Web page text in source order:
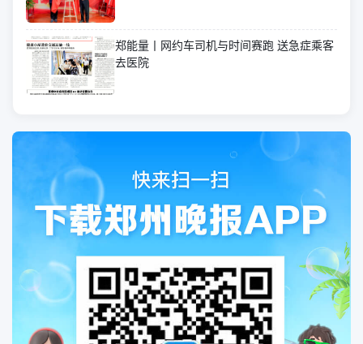
郑能量丨网约车司机与时间赛跑 送急症乘客
去医院